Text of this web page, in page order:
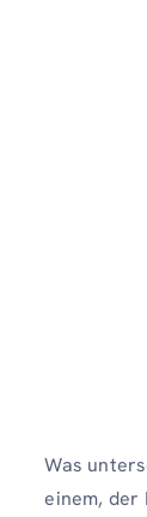
Was
einem, der